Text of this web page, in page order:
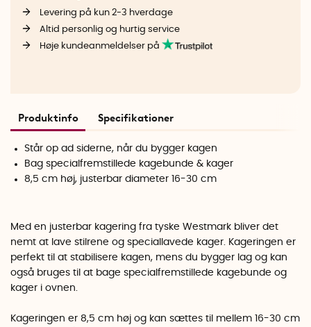
Levering på kun 2-3 hverdage
Altid personlig og hurtig service
Høje kundeanmeldelser på
Produktinfo Specifikationer
Står op ad siderne, når du bygger kagen
Bag specialfremstillede kagebunde & kager
8,5 cm høj, justerbar diameter 16-30 cm
Med en justerbar kagering fra tyske Westmark bliver det
nemt at lave stilrene og speciallavede kager. Kageringen er
perfekt til at stabilisere kagen, mens du bygger lag og kan
også bruges til at bage specialfremstillede kagebunde og
kager i ovnen.
Kageringen er 8,5 cm høj og kan sættes til mellem 16-30 cm